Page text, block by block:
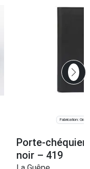
Fabrication:
Porte-chéquier
noir – 419